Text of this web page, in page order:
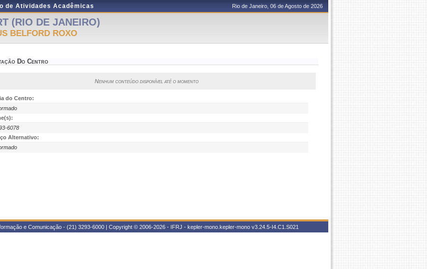
de Atividades Acadêmicas Rio de Janeiro, 06 de Agosto de 2026
(RIO DE JANEIRO)
BELFORD ROXO
Do Centro
Nenhum conteúdo disponível até o momento
do Centro:
6078
Alternativo:
e Comunicação - (21) 3293-6000 | Copyright © 2006-2026 - IFRJ - kepler-mono.kepler-mono v3.24.5-I4.C1.S021